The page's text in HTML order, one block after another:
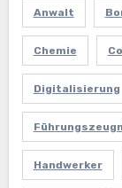
Anwalt
Chemie
Digitalisierung
Handwerker